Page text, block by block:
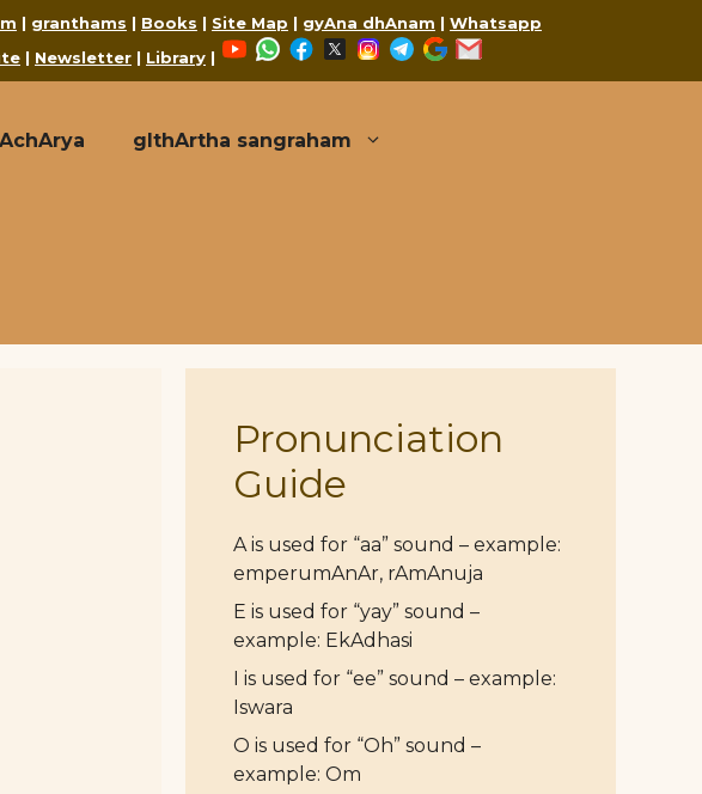
| granthams | Books | Site Map | gyAna dhAnam | Whatsapp
| Newsletter | Library |
YouTubeWhatsApp
Facebook
X Instagram
Telegram
Google
gIthArtha sangraham
Pronunciation
Guide
A is used for “aa” sound – example:
emperumAnAr, rAmAnuja
E is used for “yay” sound –
example: EkAdhasi
I is used for “ee” sound – example:
Iswara
O is used for “Oh” sound –
example: Om